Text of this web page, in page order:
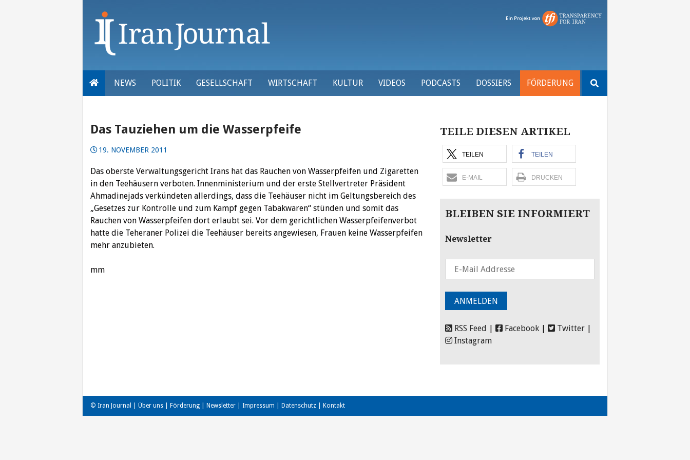
NEWS POLITIK GESELLSCHAFT WIRTSCHAFT KULTUR VIDEOS PODCASTS DOSSIERS FÖRDERUNG
nach:
Das Tauziehen um die Wasserpfeife
19. NOVEMBER 2011
Das oberste Verwaltungsgericht Irans hat das Rauchen von Wasserpfeifen und Zigaretten
in den Teehäusern verboten. Innenministerium und der erste Stellvertreter Präsident
Ahmadinejads verkündeten allerdings, dass die Teehäuser nicht im Geltungsbereich des
„Gesetzes zur Kontrolle und zum Kampf gegen Tabakwaren“ stünden und somit das
Rauchen von Wasserpfeifen dort erlaubt sei. Vor dem gerichtlichen Wasserpfeifenverbot
hatte die Teheraner Polizei die Teehäuser bereits angewiesen, Frauen keine Wasserpfeifen
mehr anzubieten.
mm
TEILE DIESEN ARTIKEL
TEILEN TEILEN
E-MAIL DRUCKEN
BLEIBEN SIE INFORMIERT
Newsletter
RSS Feed Facebook Twitter
Instagram
© Iran Journal | Über uns Förderung Newsletter Impressum Datenschutz Kontakt